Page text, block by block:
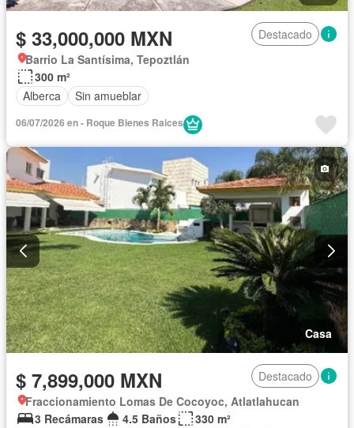
$ 33,000,000 MXN
Destacado
Barrio La Santísima, Tepoztlán
300 m²
Alberca
Sin amueblar
06/07/2026 en - Roque Bienes Raices
Casa
$ 7,899,000 MXN
Destacado
Fraccionamiento Lomas De Cocoyoc, Atlatlahucan
3 Recámaras
4.5 Baños
330 m²